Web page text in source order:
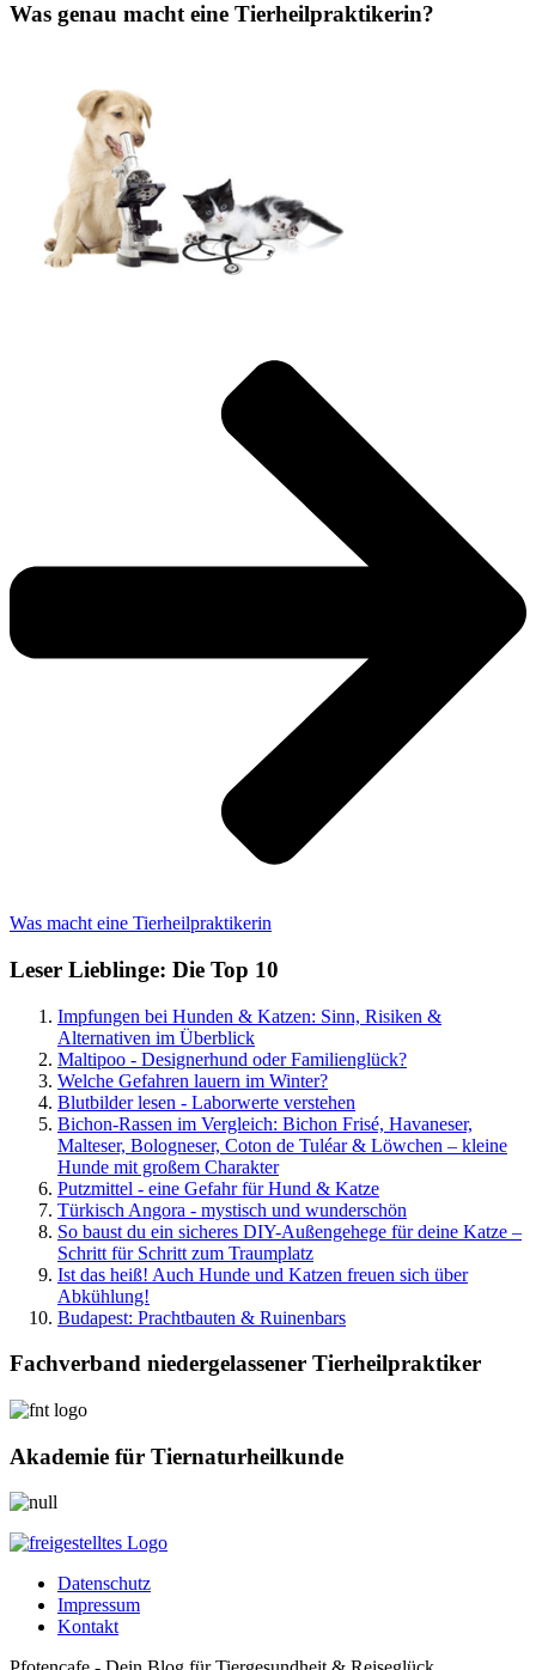
Was genau macht eine Tierheilpraktikerin?
Was macht eine Tierheilpraktikerin
Leser Lieblinge: Die Top 10
Impfungen bei Hunden & Katzen: Sinn, Risiken &
Alternativen im Überblick
Maltipoo - Designerhund oder Familienglück?
Welche Gefahren lauern im Winter?
Blutbilder lesen - Laborwerte verstehen
Bichon-Rassen im Vergleich: Bichon Frisé, Havaneser,
Malteser, Bologneser, Coton de Tuléar & Löwchen – kleine
Hunde mit großem Charakter
Putzmittel - eine Gefahr für Hund & Katze
Türkisch Angora - mystisch und wunderschön
So baust du ein sicheres DIY-Außengehege für deine Katze –
Schritt für Schritt zum Traumplatz
Ist das heiß! Auch Hunde und Katzen freuen sich über
Abkühlung!
Budapest: Prachtbauten & Ruinenbars
Fachverband niedergelassener Tierheilpraktiker
Akademie für Tiernaturheilkunde
Datenschutz
Impressum
Kontakt